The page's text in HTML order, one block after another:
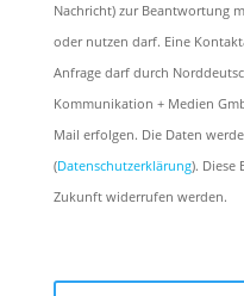
Nachricht) zur Beantwortung
oder nutzen darf. Eine
Anfrage darf durch
Kommunikation + Medien
Mail erfolgen. Die Daten
(Datenschutzerklärung). Diese
Zukunft widerrufen werden.